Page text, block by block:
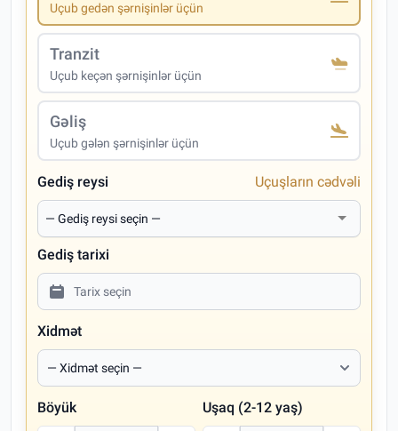
Uçub gedən şərnişinlər üçün
Tranzit
Uçub keçən şərnişinlər üçün
Gəliş
Uçub gələn şərnişinlər üçün
Gediş reysi Uçuşların cədvəli
Gediş tarixi
Xidmət
Böyük Uşaq (2-12 yaş)